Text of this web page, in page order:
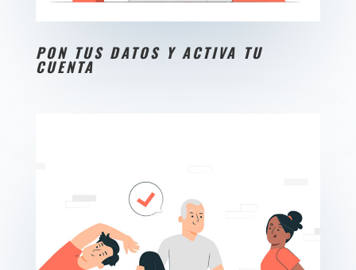
PON TUS DATOS Y ACTIVA TU
CUENTA